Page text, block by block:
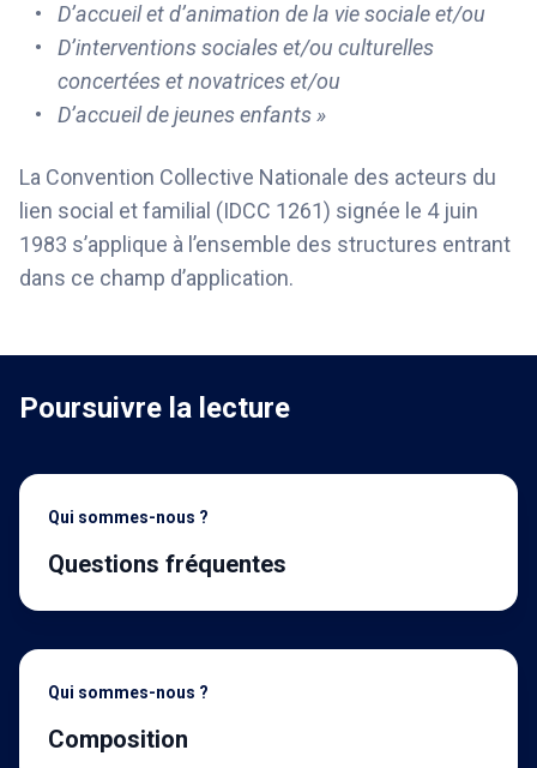
D’accueil et d’animation de la vie sociale et/ou
D’interventions sociales et/ou culturelles
concertées et novatrices et/ou
D’accueil de jeunes enfants »
La Convention Collective Nationale des acteurs du
lien social et familial (IDCC 1261) signée le 4 juin
1983 s’applique à l’ensemble des structures entrant
dans ce champ d’application.
Poursuivre la lecture
Qui sommes-nous ?
Questions fréquentes
Qui sommes-nous ?
Composition